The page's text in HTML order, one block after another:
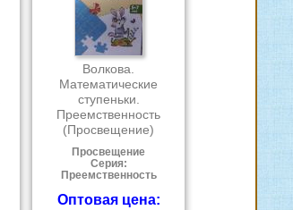
Волкова.
Математические
ступеньки.
Преемственность
(Просвещение)
Просвещение
Серия:
Преемственность
Оптовая цена: